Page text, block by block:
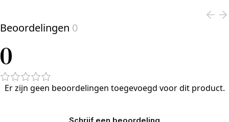
Beoordelingen 0
0
Er zijn geen beoordelingen toegevoegd voor dit product.